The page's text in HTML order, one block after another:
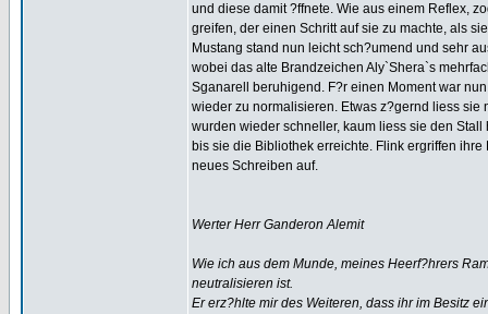
und diese damit ?ffnete. Wie aus einem Reflex,
greifen, der einen Schritt auf sie zu machte, als
Mustang stand nun leicht sch?umend und sehr
wobei das alte Brandzeichen Aly`Shera`s
Sganarell beruhigend. F?r einen Moment war
wieder zu normalisieren. Etwas z?gernd liess
wurden wieder schneller, kaum liess sie den
bis sie die Bibliothek erreichte. Flink ergriffen
neues Schreiben auf.
Werter Herr Ganderon Alemit
Wie ich aus dem Munde, meines Heerf?hrers
neutralisieren ist.
Er erz?hlte mir des Weiteren, dass ihr im Besitz